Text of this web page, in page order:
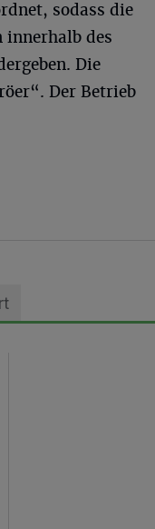
sodass die
innerhalb des
Die
Der Betrieb